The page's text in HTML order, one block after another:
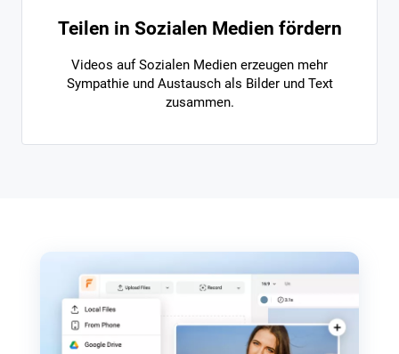
Teilen in Sozialen Medien fördern
Videos auf Sozialen Medien erzeugen mehr
Sympathie und Austausch als Bilder und Text
zusammen.